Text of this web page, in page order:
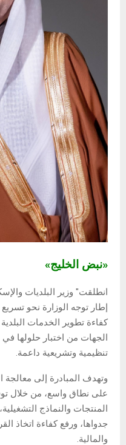
«نبض الخليج»
انطلقت" وزير البلديات
إطار توجه الوزارة نحو
كفاءة تطوير الخدمات
الجهات من اختبار حلولها في
تنظيمية وتشريعية داعمة.
وتهدف المبادرة إلى معالجة
على نطاق واسع، من خلال
المنتجات والنماذج
جدواها، ورفع كفاءة اتخاذ
والمالية.